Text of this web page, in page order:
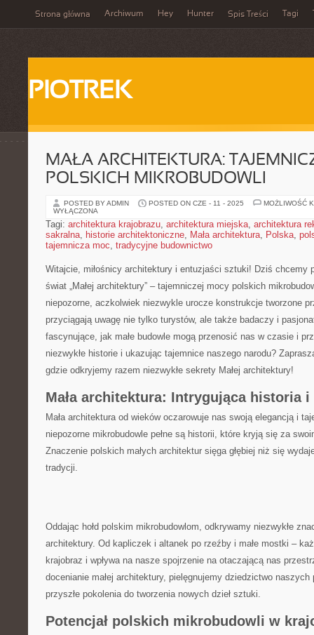
Strona główna Archiwum Hey Hunter Spis Treści Tagi
PIOTREK
MAŁA ARCHITEKTURA:
POLSKICH MIKROBUDOWLI
POSTED BY ADMIN POSTED ON CZE - 11 - 2025
MOŻLIWOŚĆ
WYŁĄCZONA
Tagi: architektura krajobrazu, architektura miejska, architektura
sakralna, historie architektoniczne, Mała architektura, Polska,
tajemnicza moc, tradycyjne budownictwo
Witajcie, miłośnicy architektury i entuzjaści sztuki! Dziś chcemy
świat „Małej architektury” – tajemniczej mocy ⁢polskich
niepozorne, aczkolwiek niezwykle urocze ‍konstrukcje ​tworzone
przyciągają uwagę nie tylko turystów,⁢ ale⁢ także badaczy i
fascynujące, jak małe ⁣budowle‌ mogą⁤ przenosić nas w czasie i
niezwykłe historie i ukazując tajemnice naszego narodu?
gdzie odkryjemy razem niezwykłe sekrety Małej architektury!
Mała architektura: Intrygująca historia i
Mała architektura od wieków oczarowuje nas swoją elegancją⁣ i​
niepozorne ⁤mikrobudowle pełne są historii, które kryją⁣ się za
Znaczenie ⁤polskich‌ małych architektur sięga głębiej niż się
tradycji.
Oddając hołd polskim‍ mikrobudowlom, odkrywamy niezwykłe
architektury. Od kapliczek i ​altanek po rzeźby​ i małe mostki –
krajobraz​ i wpływa na nasze spojrzenie na otaczającą nas
docenianie małej architektury, pielęgnujemy dziedzictwo
przyszłe pokolenia do tworzenia ⁣nowych dzieł sztuki.
Potencjał polskich mikrobudowli w